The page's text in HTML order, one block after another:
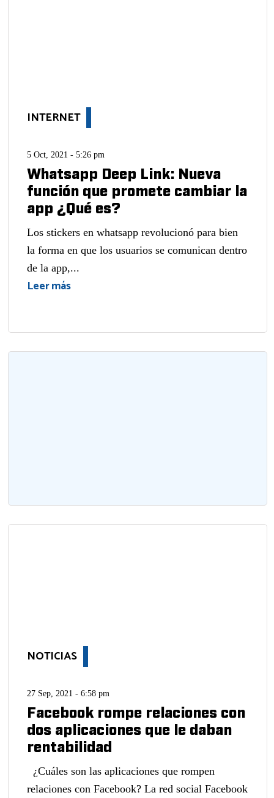
INTERNET
5 Oct, 2021 - 5:26 pm
Whatsapp Deep Link: Nueva
función que promete cambiar la
app ¿Qué es?
Los stickers en whatsapp revolucionó para bien
la forma en que los usuarios se comunican dentro
de la app,...
Leer más
NOTICIAS
27 Sep, 2021 - 6:58 pm
Facebook rompe relaciones con
dos aplicaciones que le daban
rentabilidad
¿Cuáles son las aplicaciones que rompen
relaciones con Facebook? La red social Facebook